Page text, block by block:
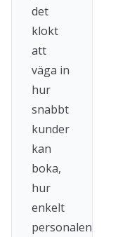
det
klokt
att
väga in
hur
snabbt
kunder
kan
boka,
hur
enkelt
personalen